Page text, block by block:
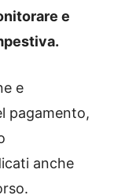
e
e
pagamento,
anche